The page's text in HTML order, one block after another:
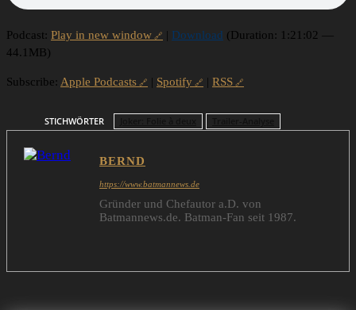
Podcast: Play in new window | Download (Duration: 1:21:02 —
44.1MB)
Subscribe: Apple Podcasts | Spotify | RSS
STICHWÖRTER
BERND
https://www.batmannews.de
Gründer und Chefautor a.D. von
Batmannews.de. Batman-Fan seit 1987.